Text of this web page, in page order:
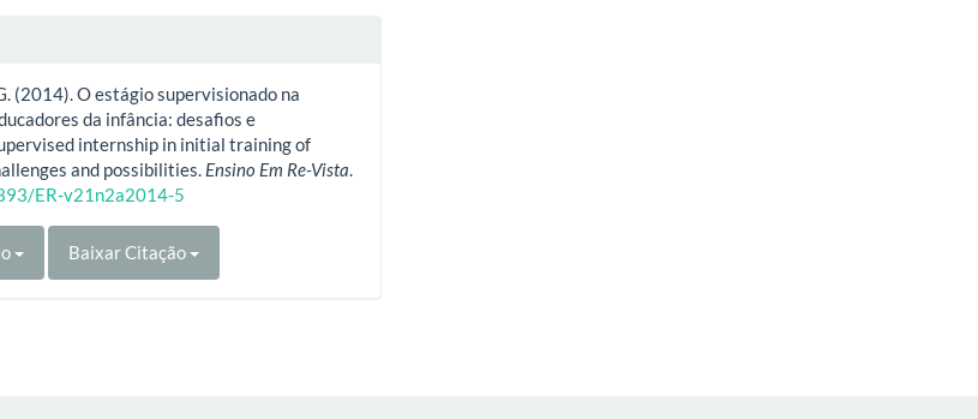
(2014). O estágio supervisionado na
da infância: desafios e
internship in initial training of
and possibilities. Ensino Em Re-Vista
ER-v21n2a2014-5
Baixar Citação